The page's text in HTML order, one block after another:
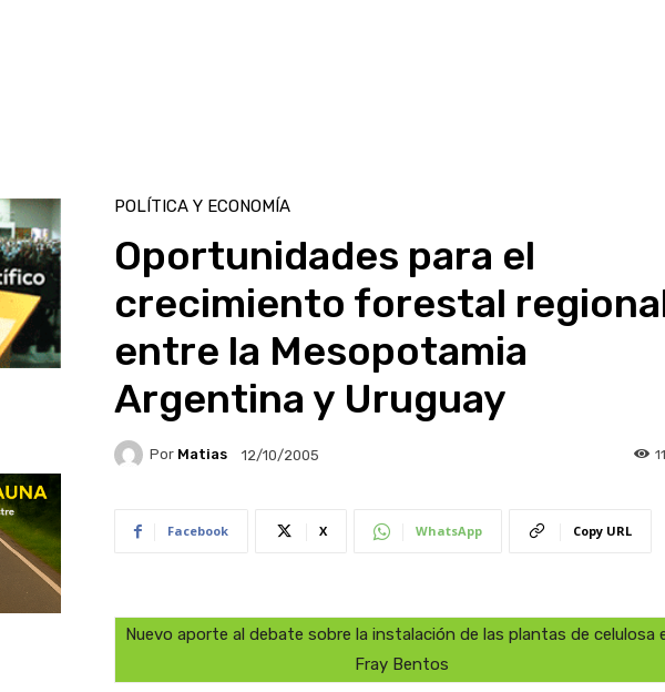
POLÍTICA Y ECONOMÍA
Oportunidades para el
crecimiento forestal
entre la Mesopotamia
Argentina y Uruguay
Por Matias 12/10/2005
Facebook X WhatsApp Copy URL
Nuevo aporte al debate sobre la instalación de las plantas de celulosa
Fray Bentos